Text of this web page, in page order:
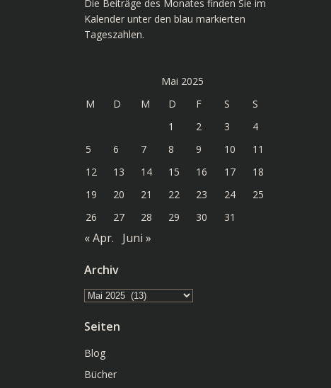
Die Beiträge des Monates finden Sie im
Kalender unter den blau markierten
Tageszahlen.
Mai 2025
M
D M D F S
S
1
2 3
4
5
6 7 8 9 10
11
12
13 14 15 16 17
18
19
20 21 22 23 24
25
26
27 28 29 30 31
« Apr. Juni »
Archiv
Archiv
Seiten
Blog
Bücher